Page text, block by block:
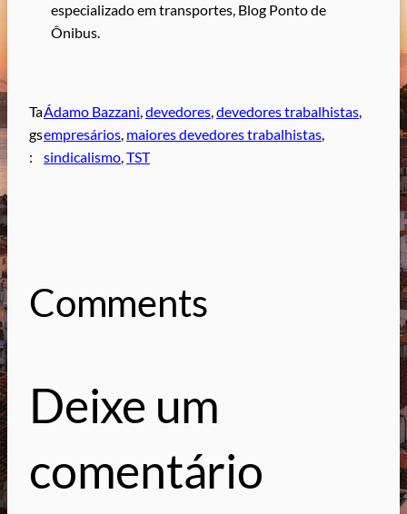
especializado em transportes, Blog Ponto de
Ônibus.
Ta
gs
:
Ádamo Bazzani devedores devedores trabalhistas
empresários maiores devedores trabalhistas
sindicalismo TST
Comments
Deixe um
comentário